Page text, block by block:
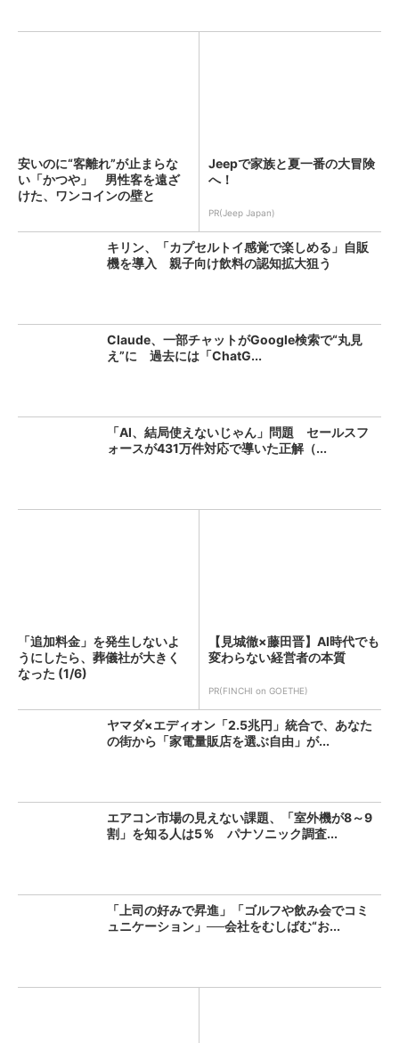
安いのに“客離れ”が止まらな
い「かつや」 男性客を遠ざ
けた、ワンコインの壁と
Jeepで家族と夏一番の大冒険
へ！
PR(Jeep Japan)
キリン、「カプセルトイ感覚で楽しめる」自販
機を導入 親子向け飲料の認知拡大狙う
Claude、一部チャットがGoogle検索で“丸見
え”に 過去には「ChatG...
「AI、結局使えないじゃん」問題 セールスフ
ォースが431万件対応で導いた正解（...
「追加料金」を発生しないよ
うにしたら、葬儀社が大きく
なった (1/6)
【見城徹×藤田晋】AI時代でも
変わらない経営者の本質
PR(FINCHI on GOETHE)
ヤマダ×エディオン「2.5兆円」統合で、あなた
の街から「家電量販店を選ぶ自由」が...
エアコン市場の見えない課題、「室外機が8～9
割」を知る人は5％ パナソニック調査...
「上司の好みで昇進」「ゴルフや飲み会でコミ
ュニケーション」──会社をむしばむ“お...